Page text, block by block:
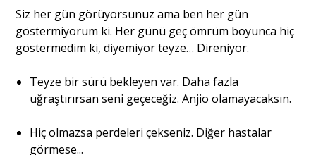
Siz her gün görüyorsunuz ama ben her gün
göstermiyorum ki. Her günü geç ömrüm boyunca hiç
göstermedim ki, diyemiyor teyze… Direniyor.
Teyze bir sürü bekleyen var. Daha fazla
uğraştırırsan seni geçeceğiz. Anjio olamayacaksın.
Hiç olmazsa perdeleri çekseniz. Diğer hastalar
görmese...